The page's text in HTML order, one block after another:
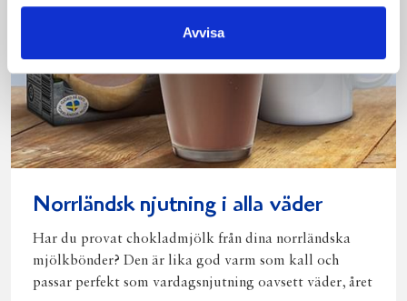
Avvisa
Norrländsk njutning i alla väder
Har du provat chokladmjölk från dina norrländska
mjölkbönder? Den är lika god varm som kall och
passar perfekt som vardagsnjutning oavsett väder, året